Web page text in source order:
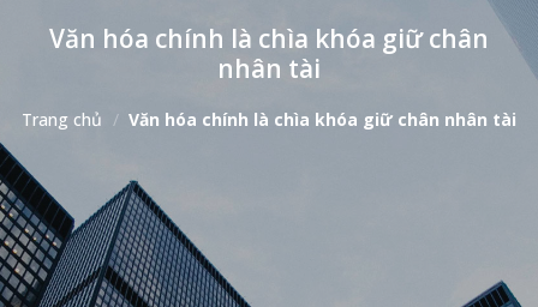
Văn hóa chính là chìa khóa giữ chân
nhân tài
Trang chủ / Văn hóa chính là chìa khóa giữ chân nhân tài